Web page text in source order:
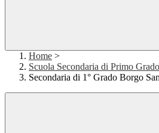
Home >
Scuola Secondaria di Primo Grado
Secondaria di 1° Grado Borgo